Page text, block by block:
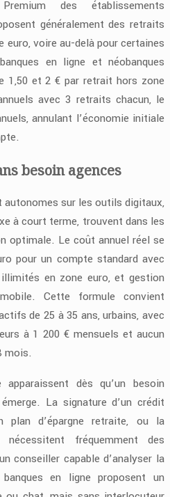
des établissements
généralement des retraits
voire au-delà pour certaines
en ligne et néobanques
1,50 et 2 € par retrait hors zone
avec 3 retraits chacun, le
annulant l’économie initiale
besoin agences
sur les outils digitaux,
à court terme, trouvent dans les
optimale. Le coût annuel réel se
pour un compte standard avec
en zone euro, et gestion
Cette formule convient
de 25 à 35 ans, urbains, avec
à 1 200 € mensuels et aucun
mois.
dès qu’un besoin
La signature d’un crédit
plan d’épargne retraite, ou la
nécessitent fréquemment des
conseiller capable d’analyser la
en ligne proposent un